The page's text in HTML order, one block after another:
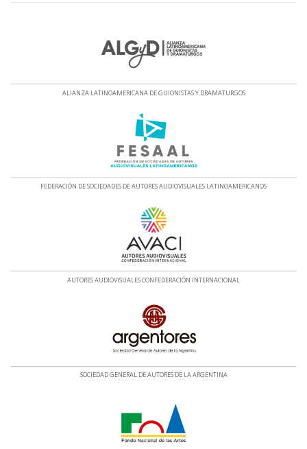
ALIANZA LATINOAMERICANA DE GUIONISTAS Y DRAMATURGOS
FEDERACIÓN DE SOCIEDADES DE AUTORES AUDIOVISUALES LATINOAMERICANOS
AUTORES AUDIOVISUALES CONFEDERACIÓN INTERNACIONAL
SOCIEDAD GENERAL DE AUTORES DE LA ARGENTINA